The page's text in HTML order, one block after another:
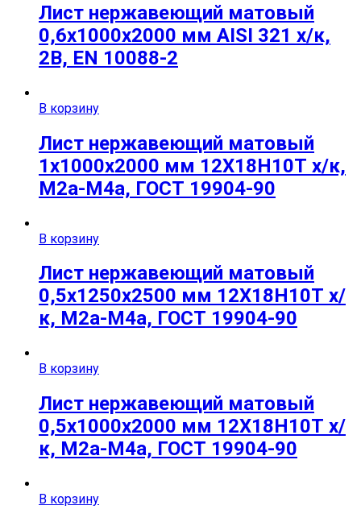
Лист нержавеющий матовый
0,6х1000х2000 мм AISI 321 х/к,
2B, EN 10088-2
В корзину
Лист нержавеющий матовый
1х1000х2000 мм 12Х18Н10Т х/к,
М2а-М4а, ГОСТ 19904-90
В корзину
Лист нержавеющий матовый
0,5х1250х2500 мм 12Х18Н10Т х/
к, М2а-М4а, ГОСТ 19904-90
В корзину
Лист нержавеющий матовый
0,5х1000х2000 мм 12Х18Н10Т х/
к, М2а-М4а, ГОСТ 19904-90
В корзину